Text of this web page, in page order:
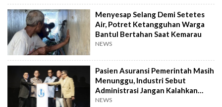
Menyesap Selang Demi Setetes
Air, Potret Ketangguhan Warga
Bantul Bertahan Saat Kemarau
NEWS
Pasien Asuransi Pemerintah Masih
Menunggu, Industri Sebut
Administrasi Jangan Kalahkan
Kemanusiaan
NEWS